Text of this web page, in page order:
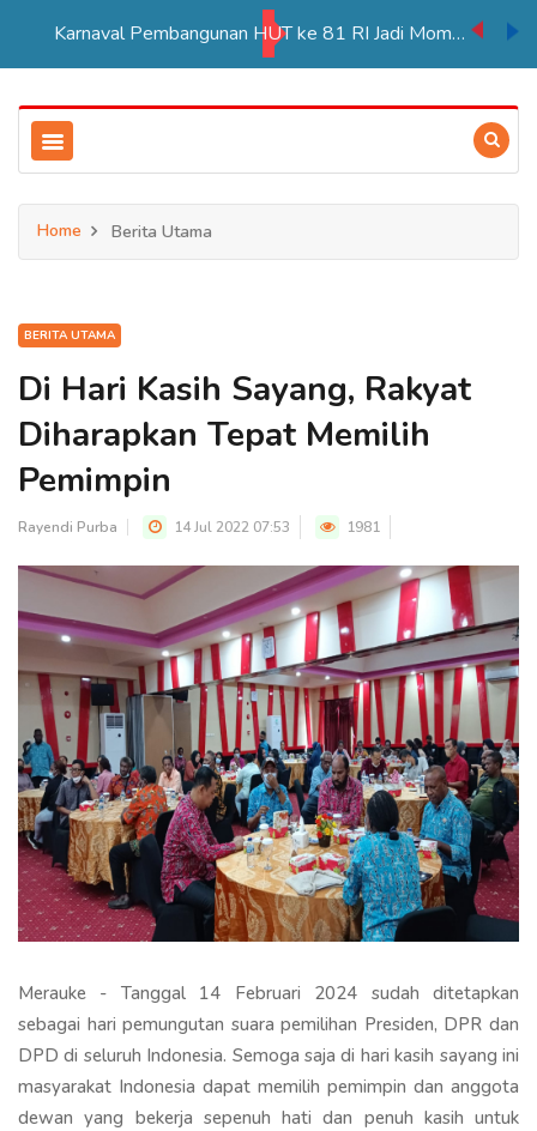
Karnaval Pembangunan HUT ke 81 RI Jadi Momentum Perkuat Persatuan di Merauke
Home Berita Utama
BERITA UTAMA
Di Hari Kasih Sayang, Rakyat
Diharapkan Tepat Memilih
Pemimpin
Rayendi Purba 14 Jul 2022 07:53 1981
Merauke - Tanggal 14 Februari 2024 sudah ditetapkan
sebagai hari pemungutan suara pemilihan Presiden, DPR dan
DPD di seluruh Indonesia. Semoga saja di hari kasih sayang ini
masyarakat Indonesia dapat memilih pemimpin dan anggota
dewan yang bekerja sepenuh hati dan penuh kasih untuk